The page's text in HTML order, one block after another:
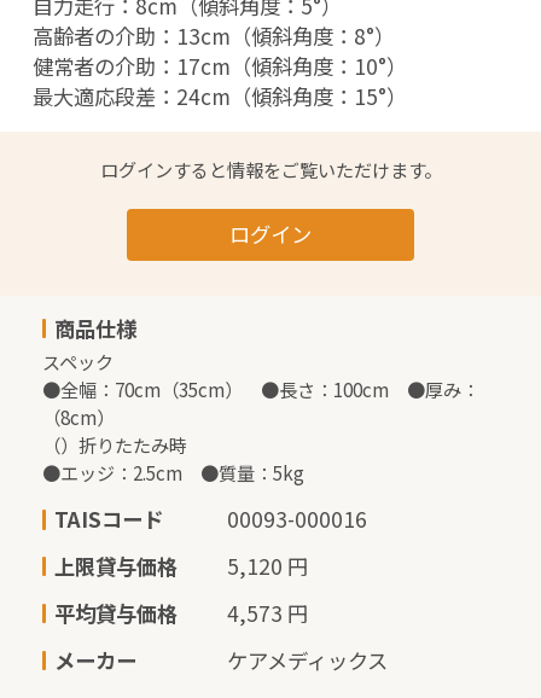
高齢者の介助：13cm（傾斜角度：8°）
健常者の介助：17cm（傾斜角度：10°）
最大適応段差：24cm（傾斜角度：15°）
ログインすると情報をご覧いただけます。
ログイン
商品仕様
スペック
●全幅：70cm（35cm）　●長さ：100cm　●厚み：
（8cm）
（）折りたたみ時
●エッジ：2.5cm　●質量：5kg
TAISコード
00093-000016
上限貸与価格
5,120 円
平均貸与価格
4,573 円
メーカー
ケアメディックス